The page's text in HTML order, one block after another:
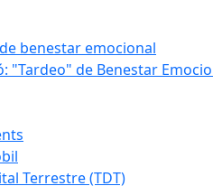
benestar emocional
"Tardeo" de Benestar
Terrestre (TDT)